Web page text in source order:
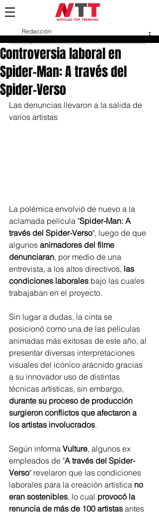
Controversia laboral en
Spider-Man: A través del
Spider-Verso
Redacción
Las denuncias llevaron a la salida de
varios artistas
La polémica envolvió de nuevo a la
aclamada película "Spider-Man: A
través del Spider-Verso", luego de que
algunos animadores del filme
denunciaran, por medio de una
entrevista, a los altos directivos, las
condiciones laborales bajo las cuales
trabajaban en el proyecto.
Sin lugar a dudas, la cinta se
posicionó como una de las películas
animadas más exitosas de este año, al
presentar diversas interpretaciones
visuales del icónico arácnido gracias
a su innovador uso de distintas
técnicas artísticas, sin embargo,
durante su proceso de producción
surgieron conflictos que afectaron a
los artistas involucrados.
Según informa Vulture, algunos ex
empleados de "A través del Spider-
Verso" revelaron que las condiciones
laborales para la creación artística no
eran sostenibles, lo cual provocó la
renuncia de más de 100 artistas antes